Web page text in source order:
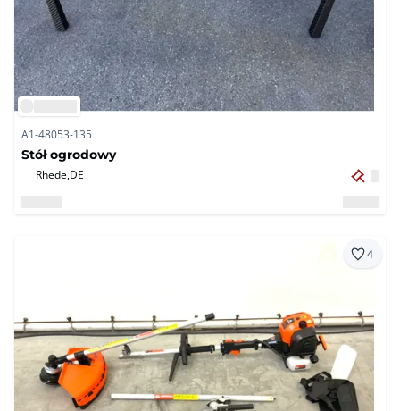
A1-48053-135
Stół ogrodowy
Rhede,DE
4